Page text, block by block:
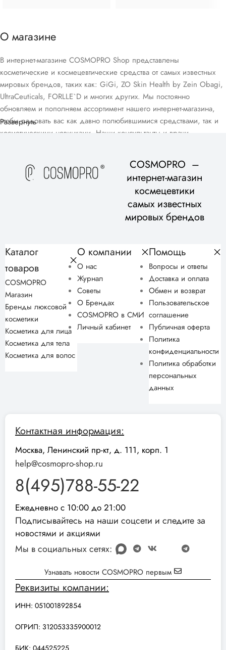
О магазине
В интернет-магазине COSMOPRO Shop представлены
косметические и космецевтические средства от самых известных
мировых брендов, таких как: GiGi, ZO Skin Health by Zein Obagi,
UltraCeuticals, FORLLE`D и многих других. Мы постоянно
обновляем и пополняем ассортимент нашего интернет-магазина,
чтобы радовать вас как давно полюбившимися средствами, так и
косметическими новинками. Наши консультанты и врачи-
консультации.
Развернуть
COSMOPRO –
интернет-магазин
космецевтики
самых известных
мировых брендов
Каталог
товаров
COSMOPRO
Магазин
Бренды люксовой
косметики
Косметика для лица
Косметика для тела
Косметика для волос
О компании
О нас
Журнал
Советы
О Брендах
COSMOPRO в СМИ
Личный кабинет
Помощь
Вопросы и ответы
Доставка и оплата
Обмен и возврат
Пользовательское
соглашение
Публичная оферта
Политика
конфиденциальности
Политика обработки
персональных
данных
Контактная информация:
Москва, Ленинский пр-кт, д. 111, корп. 1
help@cosmopro-shop.ru
8(495)788-55-22
Ежедневно с 10:00 до 21:00
Подписывайтесь на наши соцсети и следите за
новостями и акциями
Мы в социальных сетях:
Узнавать новости COSMOPRO первым
Реквизиты компании:
ИНН: 051001892854
ОГРИП: 312053335900012
БИК: 044525225